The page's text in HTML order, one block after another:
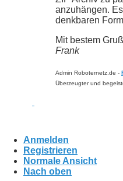
anzuhängen.
denkbaren
Mit bestem Gruß
Frank
Admin Roboternetz.de -
Überzeugter und
Anmelden
Registrieren
Normale Ansicht
Nach oben